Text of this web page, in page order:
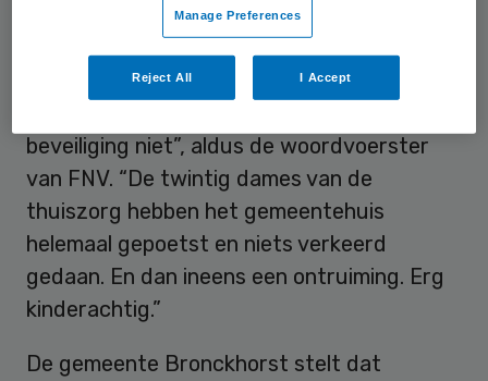
waarop een van de actievoerders
tafel stond tijdens een artiestenoptreden.
beveiliging niet”, aldus de woordvoerster
van FNV. “De twintig dames van de
thuiszorg hebben het gemeentehuis
helemaal gepoetst en niets verkeerd
gedaan. En dan ineens een ontruiming. Erg
kinderachtig.”
De gemeente Bronckhorst stelt dat
Manage Preferences
Reject All I Accept